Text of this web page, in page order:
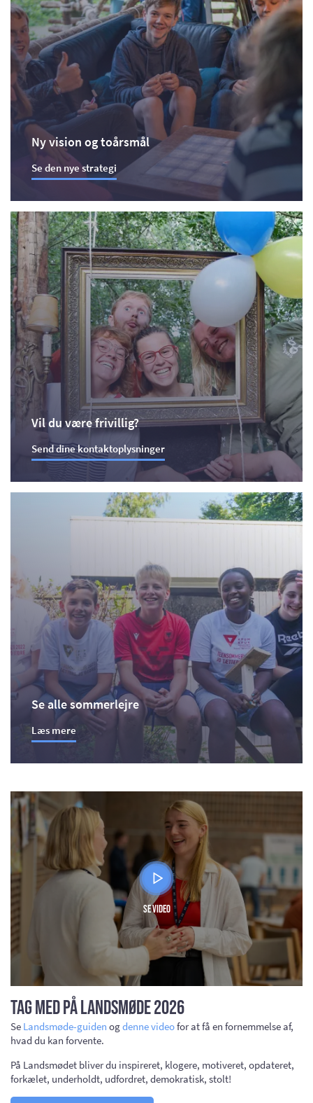
Ny vision og toårsmål
Se den nye strategi
Vil du være frivillig?
Send dine kontaktoplysninger
Se alle sommerlejre
Læs mere
Tag med på Landsmøde 2026
Se Landsmøde-guiden ogdenne videofor at få en fornemmelse af,
hvad du kan forvente.
På Landsmødet bliver du inspireret, klogere, motiveret, opdateret,
forkælet, underholdt, udfordret, demokratisk, stolt!
Se video